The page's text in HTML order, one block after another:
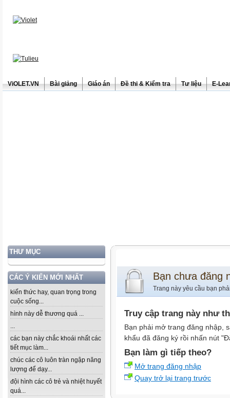
ViOLET.VN Bài giảng Giáo án Đề thi & Kiểm tra Tư liệu E-
THƯ MỤC
CÁC Ý KIẾN MỚI NHẤT
kiến thức hay, quan trọng trong
cuộc sống...
hình này dễ thương quá ...
...
các bạn này chắc khoái nhất các
tiết mục làm...
chúc các cô luôn tràn ngập năng
lượng để dạy...
đội hình các cô trẻ và nhiệt huyết
quá...
Bạn chưa đăng
Trang này yêu cầu bạn
Truy cập trang này như
Bạn phải mở trang đăng nhập,
khẩu đã đăng ký rồi nhấn nút
Bạn làm gì tiếp theo?
Mở trang đăng nhập
Quay trở lại trang trước